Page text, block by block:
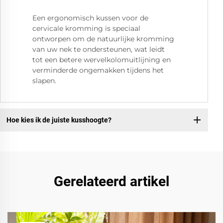
Een ergonomisch kussen voor de
cervicale kromming is speciaal
ontworpen om de natuurlijke kromming
van uw nek te ondersteunen, wat leidt
tot een betere wervelkolomuitlijning en
verminderde ongemakken tijdens het
slapen.
Hoe kies ik de juiste kusshoogte?
Gerelateerd artikel